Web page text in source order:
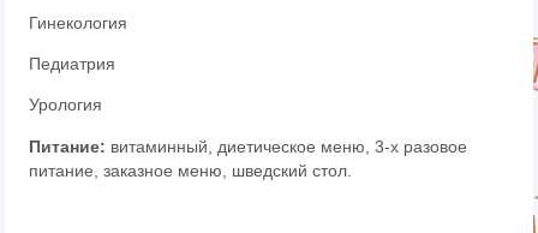
Гинекология
Педиатрия
Урология
Питание: витаминный, диетическое меню ,3-х разовое
питание ,заказное меню шведский стол